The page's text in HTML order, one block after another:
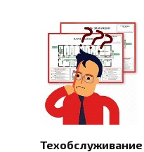
Техобслуживание